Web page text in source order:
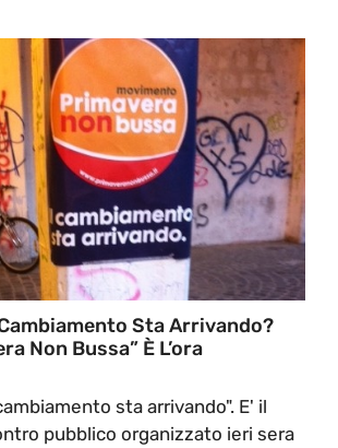
Sta Arrivando?
Non Bussa” È L’ora
sta arrivando". E' il
pubblico organizzato ieri sera